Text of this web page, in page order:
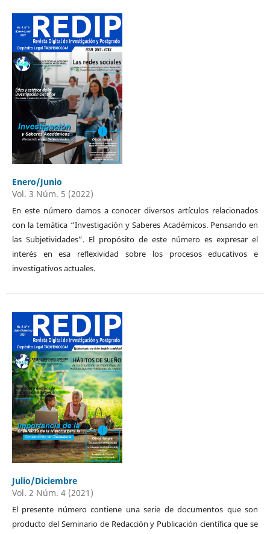
Enero/Junio
Vol. 3 Núm. 5 (2022)
En este número damos a conocer diversos artículos relacionados
con la temática “Investigación y Saberes Académicos. Pensando en
las Subjetividades”. El propósito de este número es expresar el
interés en esa reflexividad sobre los procesos educativos e
investigativos actuales.
Julio/Diciembre
Vol. 2 Núm. 4 (2021)
El presente número contiene una serie de documentos que son
producto del Seminario de Redacción y Publicación científica que se